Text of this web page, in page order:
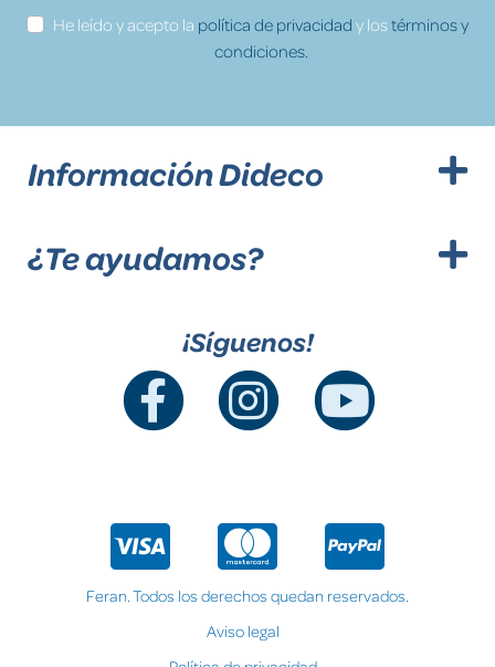
He leído y acepto la política de privacidad y lostérminos y
condiciones.
Información Dideco
¿Te ayudamos?
¡Síguenos!
Feran. Todos los derechos quedan reservados.
Aviso legal